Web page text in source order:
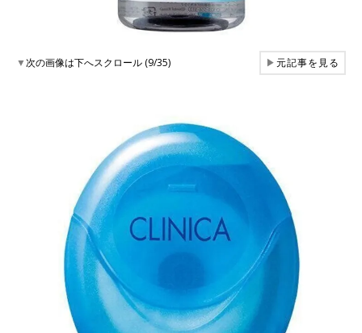
▼次の画像は下へスクロール (9/35) ▶元記事を見る